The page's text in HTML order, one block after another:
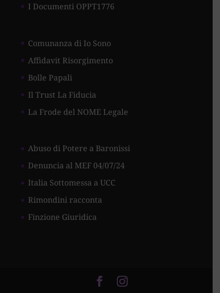
I Documenti OPPT1776
Comunanza di Io Sono
Affidavit Risorgimento
Bolle Papali
Il Trust La Fiducia
La Frode del NOME Legale
Abuso di Potere a Baronissi
Denuncia al MEF 04/07/24
Italia Sottomessa a UCC
Rimondini racconta
Finzione Giuridica